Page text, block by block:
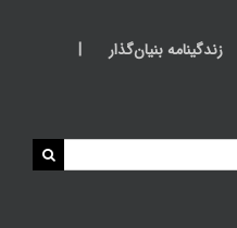
زندگینامه بنیان‌گذار